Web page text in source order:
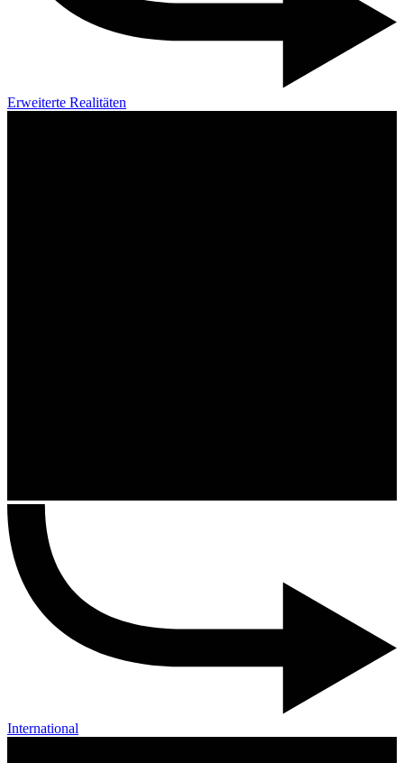
Erweiterte Realitäten
International